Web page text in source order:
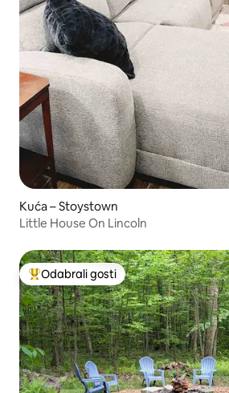
Kuća – Stoystown
Little House On Lincoln
Među najviše rangiranima s oznakom
Odabrali gosti